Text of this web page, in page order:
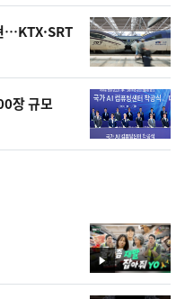
…KTX·SRT
장 규모
영
상